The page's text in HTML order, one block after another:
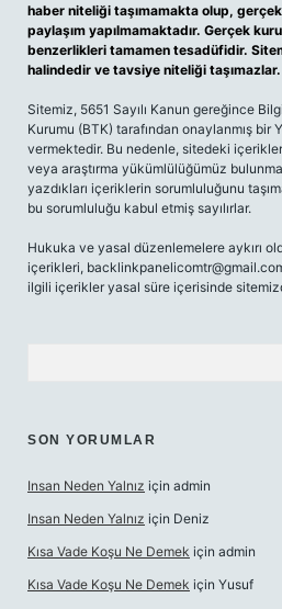
haber niteliği taşımamakta olup,
paylaşım yapılmamaktadır. Gerçek
benzerlikleri tamamen tesadüfidir.
halindedir ve tavsiye niteliği taşımazlar.
Sitemiz, 5651 Sayılı Kanun gereğince
Kurumu (BTK) tarafından onaylanmış bir
vermektedir. Bu nedenle, sitedeki
veya araştırma yükümlülüğümüz
yazdıkları içeriklerin sorumluluğunu
bu sorumluluğu kabul etmiş sayılırlar.
Hukuka ve yasal düzenlemelere aykırı
içerikleri,
ilgili içerikler yasal süre içerisinde
SON YORUMLAR
Insan Neden Yalnız için admin
Insan Neden Yalnız için Deniz
Kısa Vade Koşu Ne Demek için admin
Kısa Vade Koşu Ne Demek için Yusuf